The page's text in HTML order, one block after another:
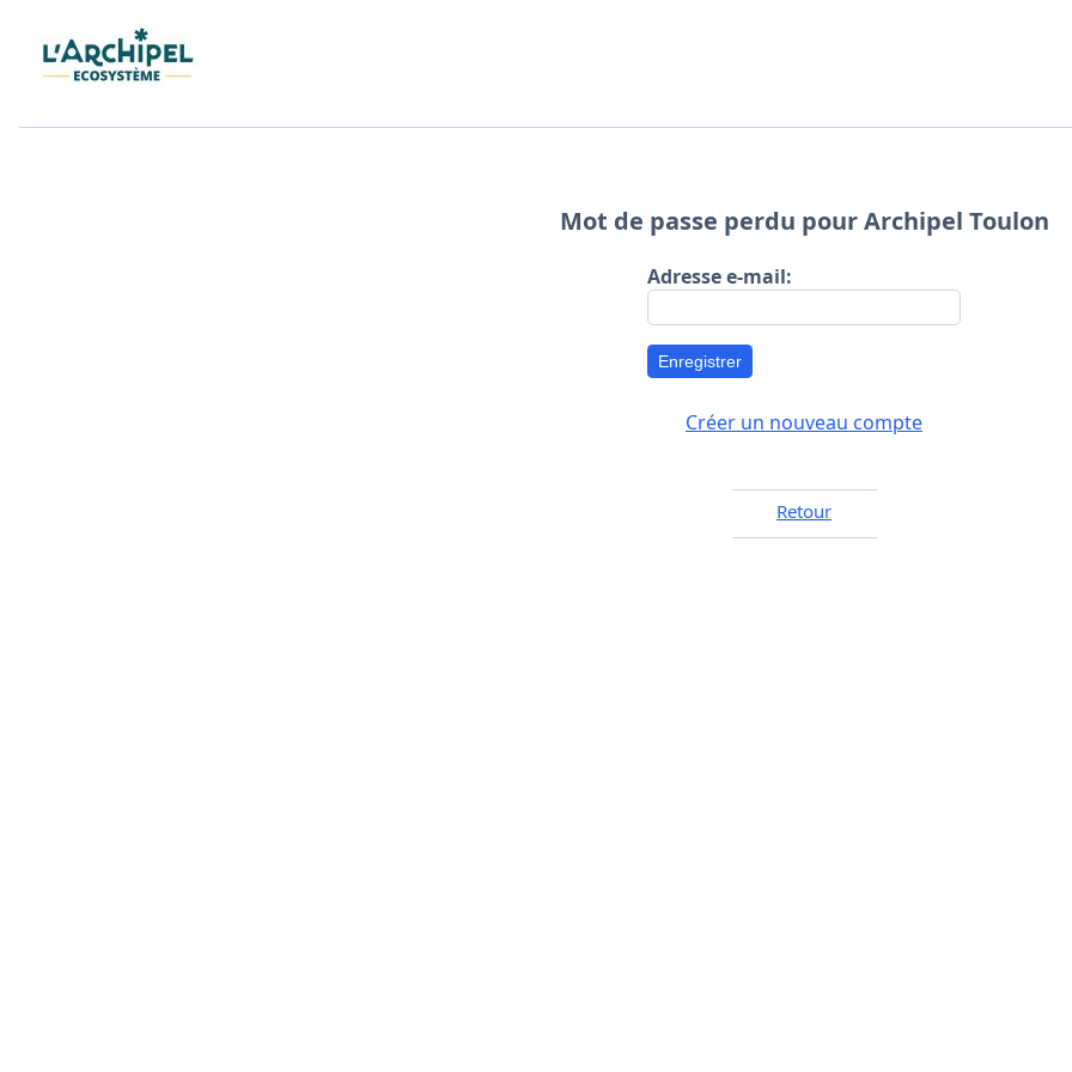
Mot de passe perdu pour Archipel Toulon
Adresse e-mail:
Enregistrer
Créer un nouveau compte
Retour